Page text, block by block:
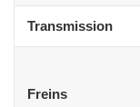
Transmission
Freins